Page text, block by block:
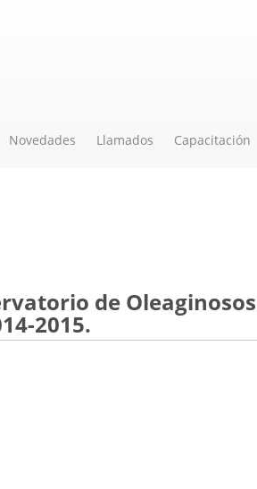
Novedades Llamados Capacitación
de Oleaginosos
2015.